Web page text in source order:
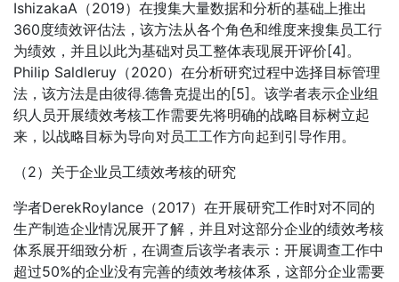
IshizakaA（2019）在搜集大量数据和分析的基础上推出
360度绩效评估法，该方法从各个角色和维度来搜集员工行
为绩效，并且以此为基础对员工整体表现展开评价[4]。
Philip Saldleruy（2020）在分析研究过程中选择目标管理
法，该方法是由彼得.德鲁克提出的[5]。该学者表示企业组
织人员开展绩效考核工作需要先将明确的战略目标树立起
来，以战略目标为导向对员工工作方向起到引导作用。
（2）关于企业员工绩效考核的研究
学者DerekRoylance（2017）在开展研究工作时对不同的
生产制造企业情况展开了解，并且对这部分企业的绩效考核
体系展开细致分析，在调查后该学者表示：开展调查工作中
超过50%的企业没有完善的绩效考核体系，这部分企业需要